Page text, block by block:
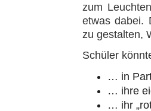
zum
etwas dabei.
zu gestalten,
Schüler
… in
… ihre
… ihr